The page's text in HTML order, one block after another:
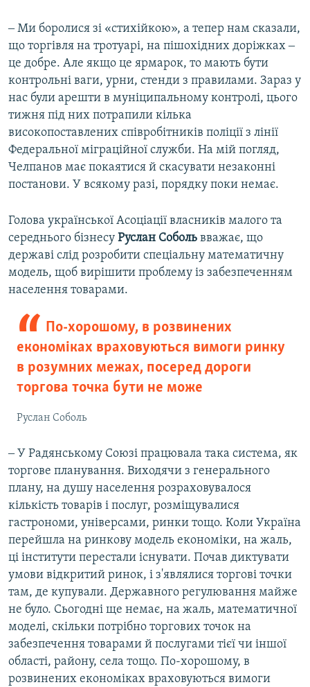
‒ Ми боролися зі «стихійкою», а тепер нам сказали,
що торгівля на тротуарі, на пішохідних доріжках ‒
це добре. Але якщо це ярмарок, то мають бути
контрольні ваги, урни, стенди з правилами. Зараз у
нас були арешти в муніципальному контролі, цього
тижня під них потрапили кілька
високопоставлених співробітників поліції з лінії
Федеральної міграційної служби. На мій погляд,
Челпанов має покаятися й скасувати незаконні
постанови. У всякому разі, порядку поки немає.
Голова української Асоціації власників малого та
середнього бізнесу Руслан Соболь вважає, що
державі слід розробити спеціальну математичну
модель, щоб вирішити проблему із забезпеченням
населення товарами.
По-хорошому, в розвинених
економіках враховуються вимоги ринку
в розумних межах, посеред дороги
торгова точка бути не може
Руслан Соболь
‒ У Радянському Союзі працювала така система, як
торгове планування. Виходячи з генерального
плану, на душу населення розраховувалося
кількість товарів і послуг, розміщувалися
гастрономи, універсами, ринки тощо. Коли Україна
перейшла на ринкову модель економіки, на жаль,
ці інститути перестали існувати. Почав диктувати
умови відкритий ринок, і з'являлися торгові точки
там, де купували. Державного регулювання майже
не було. Сьогодні ще немає, на жаль, математичної
моделі, скільки потрібно торгових точок на
забезпечення товарами й послугами тієї чи іншої
області, району, села тощо. По-хорошому, в
розвинених економіках враховуються вимоги